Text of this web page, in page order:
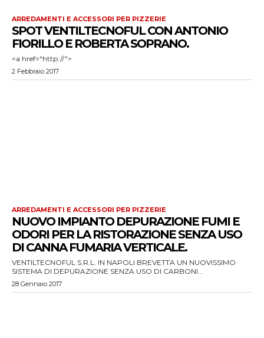
ARREDAMENTI E ACCESSORI PER PIZZERIE
SPOT VENTILTECNOFUL CON ANTONIO
FIORILLO E ROBERTA SOPRANO.
<a href="http://">
2 Febbraio 2017
ARREDAMENTI E ACCESSORI PER PIZZERIE
NUOVO IMPIANTO DEPURAZIONE FUMI E
ODORI PER LA RISTORAZIONE SENZA USO
DI CANNA FUMARIA VERTICALE.
VENTILTECNOFUL S.R.L. IN NAPOLI BREVETTA UN NUOVISSIMO
SISTEMA DI DEPURAZIONE SENZA USO DI CARBONI...
28 Gennaio 2017